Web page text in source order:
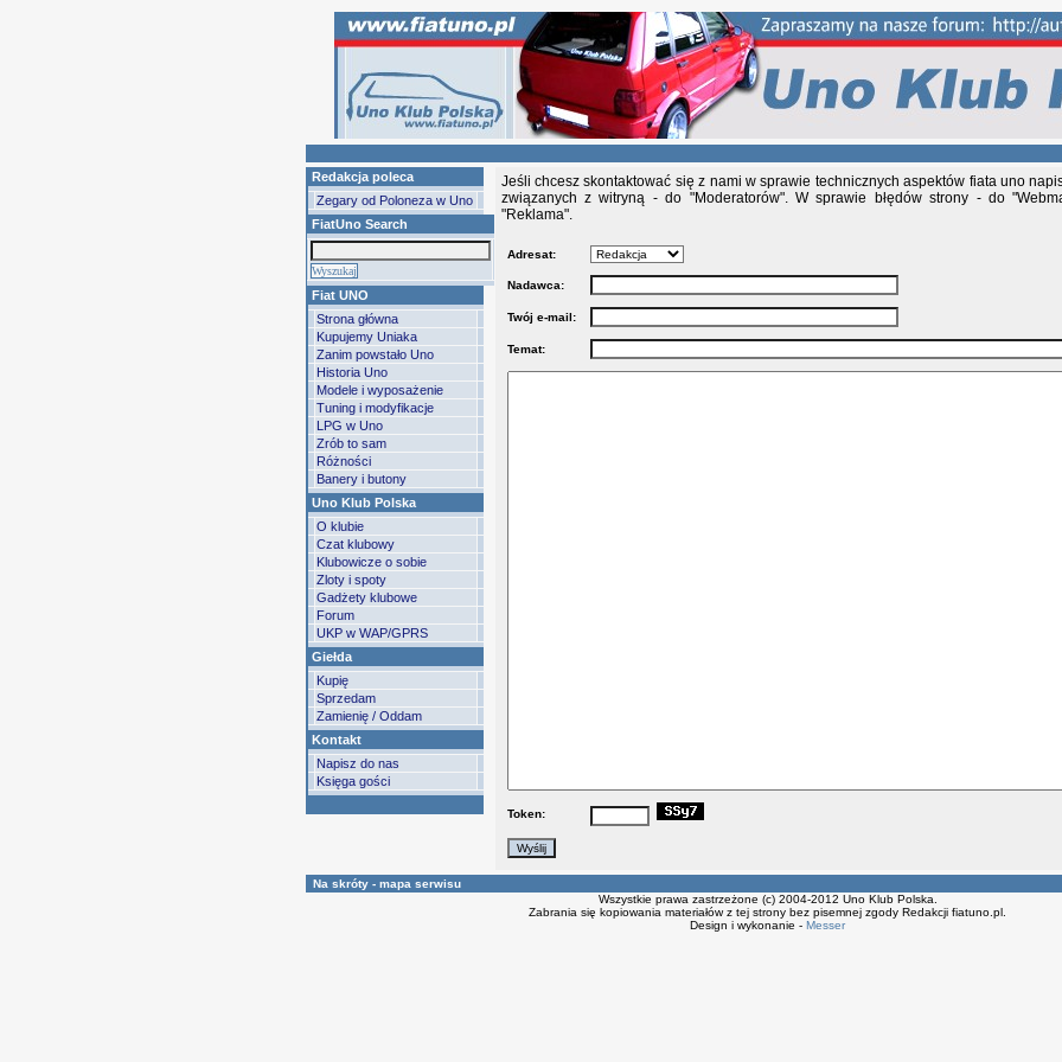
Redakcja poleca
Zegary od Poloneza w Uno
FiatUno Search
Fiat UNO
Strona główna
Kupujemy Uniaka
Zanim powstało Uno
Historia Uno
Modele i wyposażenie
Tuning i modyfikacje
LPG w Uno
Zrób to sam
Różności
Banery i butony
Uno Klub Polska
O klubie
Czat klubowy
Klubowicze o sobie
Zloty i spoty
Gadżety klubowe
Forum
UKP w WAP/GPRS
Giełda
Kupię
Sprzedam
Zamienię / Oddam
Kontakt
Napisz do nas
Księga gości
Jeśli chcesz skontaktować się z nami w sprawie technicznych aspektów fiata uno
związanych z witryną - do "Moderatorów". W sprawie błędów strony - do
"Reklama".
Adresat:
Nadawca:
Twój e-mail:
Temat:
Token:
Na skróty - mapa serwisu
Wszystkie prawa zastrzeżone (c) 2004-2012 Uno Klub Polska.
Zabrania się kopiowania materiałów z tej strony bez pisemnej zgody Redakcji fiatuno.pl.
Design i wykonanie - Messer